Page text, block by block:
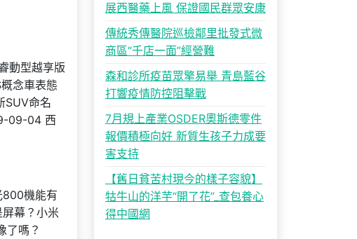
動型越享版
念車表態
SUV命名
09-04 西
800機能有
幕？小米
了嗎？
展西醫藥上風 保證國民群眾安康
傳統秀傳醫院巡檢鄰里批發式微
商區“千店一面”經營難
森和診所疫苗眾擎易舉 青島藍谷
打響疫情防控阻擊戰
7月規上產業OSDER奧斯德零件
報價積極向好 新質生孩子力成要
害支持
【舊日貧苦村現今的樣子容貌】
牯牛山的洋芋“開了花”_查包養心
得中國網